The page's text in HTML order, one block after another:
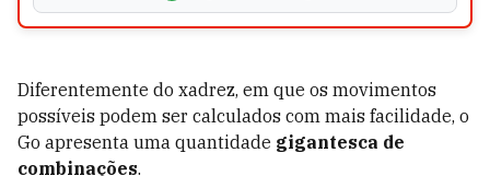
Diferentemente do xadrez, em que os movimentos
possíveis podem ser calculados com mais facilidade, o
Go apresenta uma quantidade gigantesca de
combinações.